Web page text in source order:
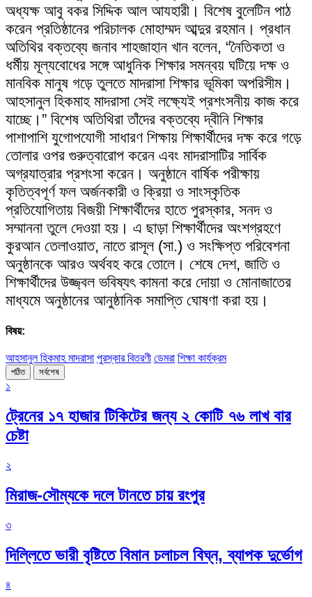
অধ্যক্ষ আবু বকর সিদ্দিক আল আযহারী। বিশেষ বুলেটিন পাঠ
করেন প্রতিষ্ঠানের পরিচালক মোহাম্মদ আব্দুর রহমান। প্রধান
অতিথির বক্তব্যে জনাব শাহজাহান খান বলেন, “নৈতিকতা ও
ধর্মীয় মূল্যবোধের সঙ্গে আধুনিক শিক্ষার সমন্বয় ঘটিয়ে দক্ষ ও
মানবিক মানুষ গড়ে তুলতে মাদরাসা শিক্ষার ভূমিকা অপরিসীম।
আহসানুল হিকমাহ মাদরাসা সেই লক্ষ্যেই প্রশংসনীয় কাজ করে
যাচ্ছে।” বিশেষ অতিথিরা তাঁদের বক্তব্যে দ্বীনি শিক্ষার
পাশাপাশি যুগোপযোগী সাধারণ শিক্ষায় শিক্ষার্থীদের দক্ষ করে গড়ে
তোলার ওপর গুরুত্বারোপ করেন এবং মাদরাসাটির সার্বিক
অগ্রযাত্রার প্রশংসা করেন। অনুষ্ঠানে বার্ষিক পরীক্ষায়
কৃতিত্বপূর্ণ ফল অর্জনকারী ও ক্রিয়া ও সাংস্কৃতিক
প্রতিযোগিতায় বিজয়ী শিক্ষার্থীদের হাতে পুরস্কার, সনদ ও
সম্মাননা তুলে দেওয়া হয়। এ ছাড়া শিক্ষার্থীদের অংশগ্রহণে
কুরআন তেলাওয়াত, নাতে রাসূল (সা.) ও সংক্ষিপ্ত পরিবেশনা
অনুষ্ঠানকে আরও অর্থবহ করে তোলে। শেষে দেশ, জাতি ও
শিক্ষার্থীদের উজ্জ্বল ভবিষ্যৎ কামনা করে দোয়া ও মোনাজাতের
মাধ্যমে অনুষ্ঠানের আনুষ্ঠানিক সমাপ্তি ঘোষণা করা হয়।
বিষয়:
আহসানুল হিকমাহ মাদরাসা পুরস্কার বিতরণী ডেমরা শিক্ষা কার্যক্রম
পঠিত সর্বশেষ
১
ট্রেনের ১৭ হাজার টিকিটের জন্য ২ কোটি ৭৬ লাখ বার
চেষ্টা
২
মিরাজ-সৌম্যকে দলে টানতে চায় রংপুর
৩
দিল্লিতে ভারী বৃষ্টিতে বিমান চলাচল বিঘ্ন, ব্যাপক দুর্ভোগ
৪